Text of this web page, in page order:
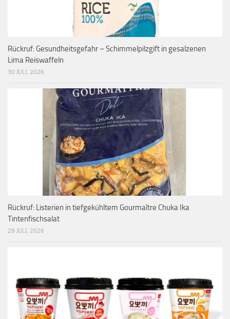
Rückruf: Gesundheitsgefahr – Schimmelpilzgift in gesalzenen
Lima Reiswaffeln
30 JULI, 2026
Rückruf: Listerien in tiefgekühltem Gourmaître Chuka Ika
Tintenfischsalat
29 JULI, 2026